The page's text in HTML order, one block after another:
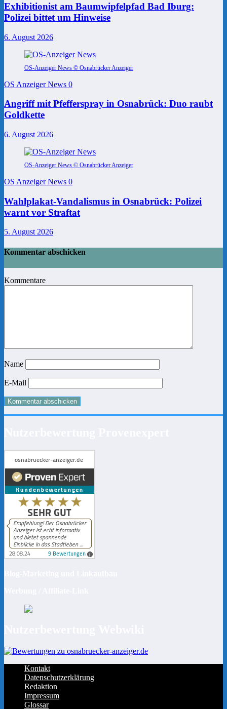
Exhibitionist am Baumwipfelpfad Bad Iburg:
Polizei bittet um Hinweise
6. August 2026
OS-Anzeiger News © Osnabrücker Anzeiger
OS Anzeiger News 0
Angriff mit Pfefferspray in Osnabrück: Duo raubt
Goldkette
6. August 2026
OS-Anzeiger News © Osnabrücker Anzeiger
OS Anzeiger News 0
Wahlplakat-Vandalismus in Osnabrück: Polizei
warnt vor Straftat
5. August 2026
Kommentar abschicken
Kommentare
Name
E-Mail
Kontakt
Datenschutzerklärung
Redaktion
Impressum
Glossar